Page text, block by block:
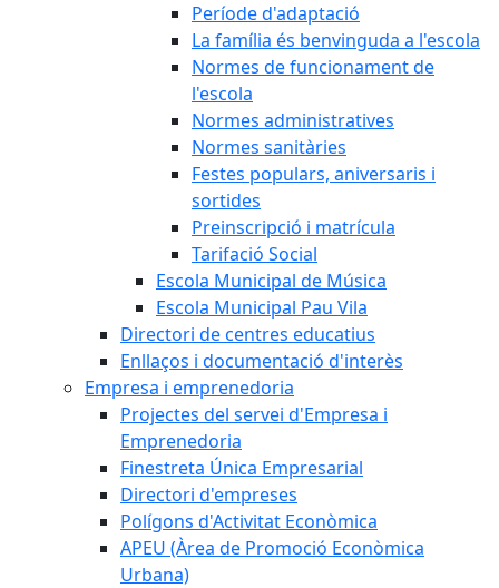
Període d'adaptació
La família és benvinguda a l'escola
Normes de funcionament de
l'escola
Normes administratives
Normes sanitàries
Festes populars, aniversaris i
sortides
Preinscripció i matrícula
Tarifació Social
Escola Municipal de Música
Escola Municipal Pau Vila
Directori de centres educatius
Enllaços i documentació d'interès
Empresa i emprenedoria
Projectes del servei d'Empresa i
Emprenedoria
Finestreta Única Empresarial
Directori d'empreses
Polígons d'Activitat Econòmica
APEU (Àrea de Promoció Econòmica
Urbana)